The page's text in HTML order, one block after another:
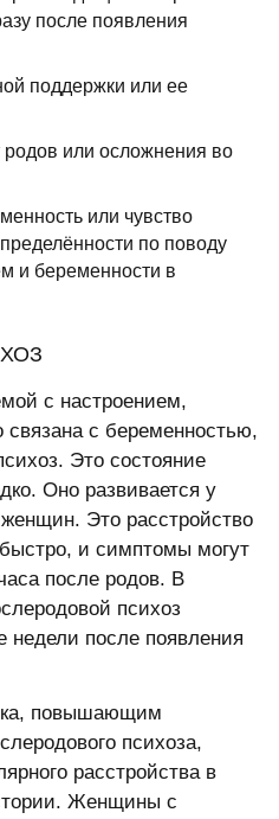
после появления
поддержки или ее
или осложнения во
или чувство
по поводу
и беременности в
с настроением,
связана с беременностью,
Это состояние
Оно развивается у
Это расстройство
и симптомы могут
после родов. В
психоз
недели после появления
повышающим
психоза,
расстройства в
Женщины с